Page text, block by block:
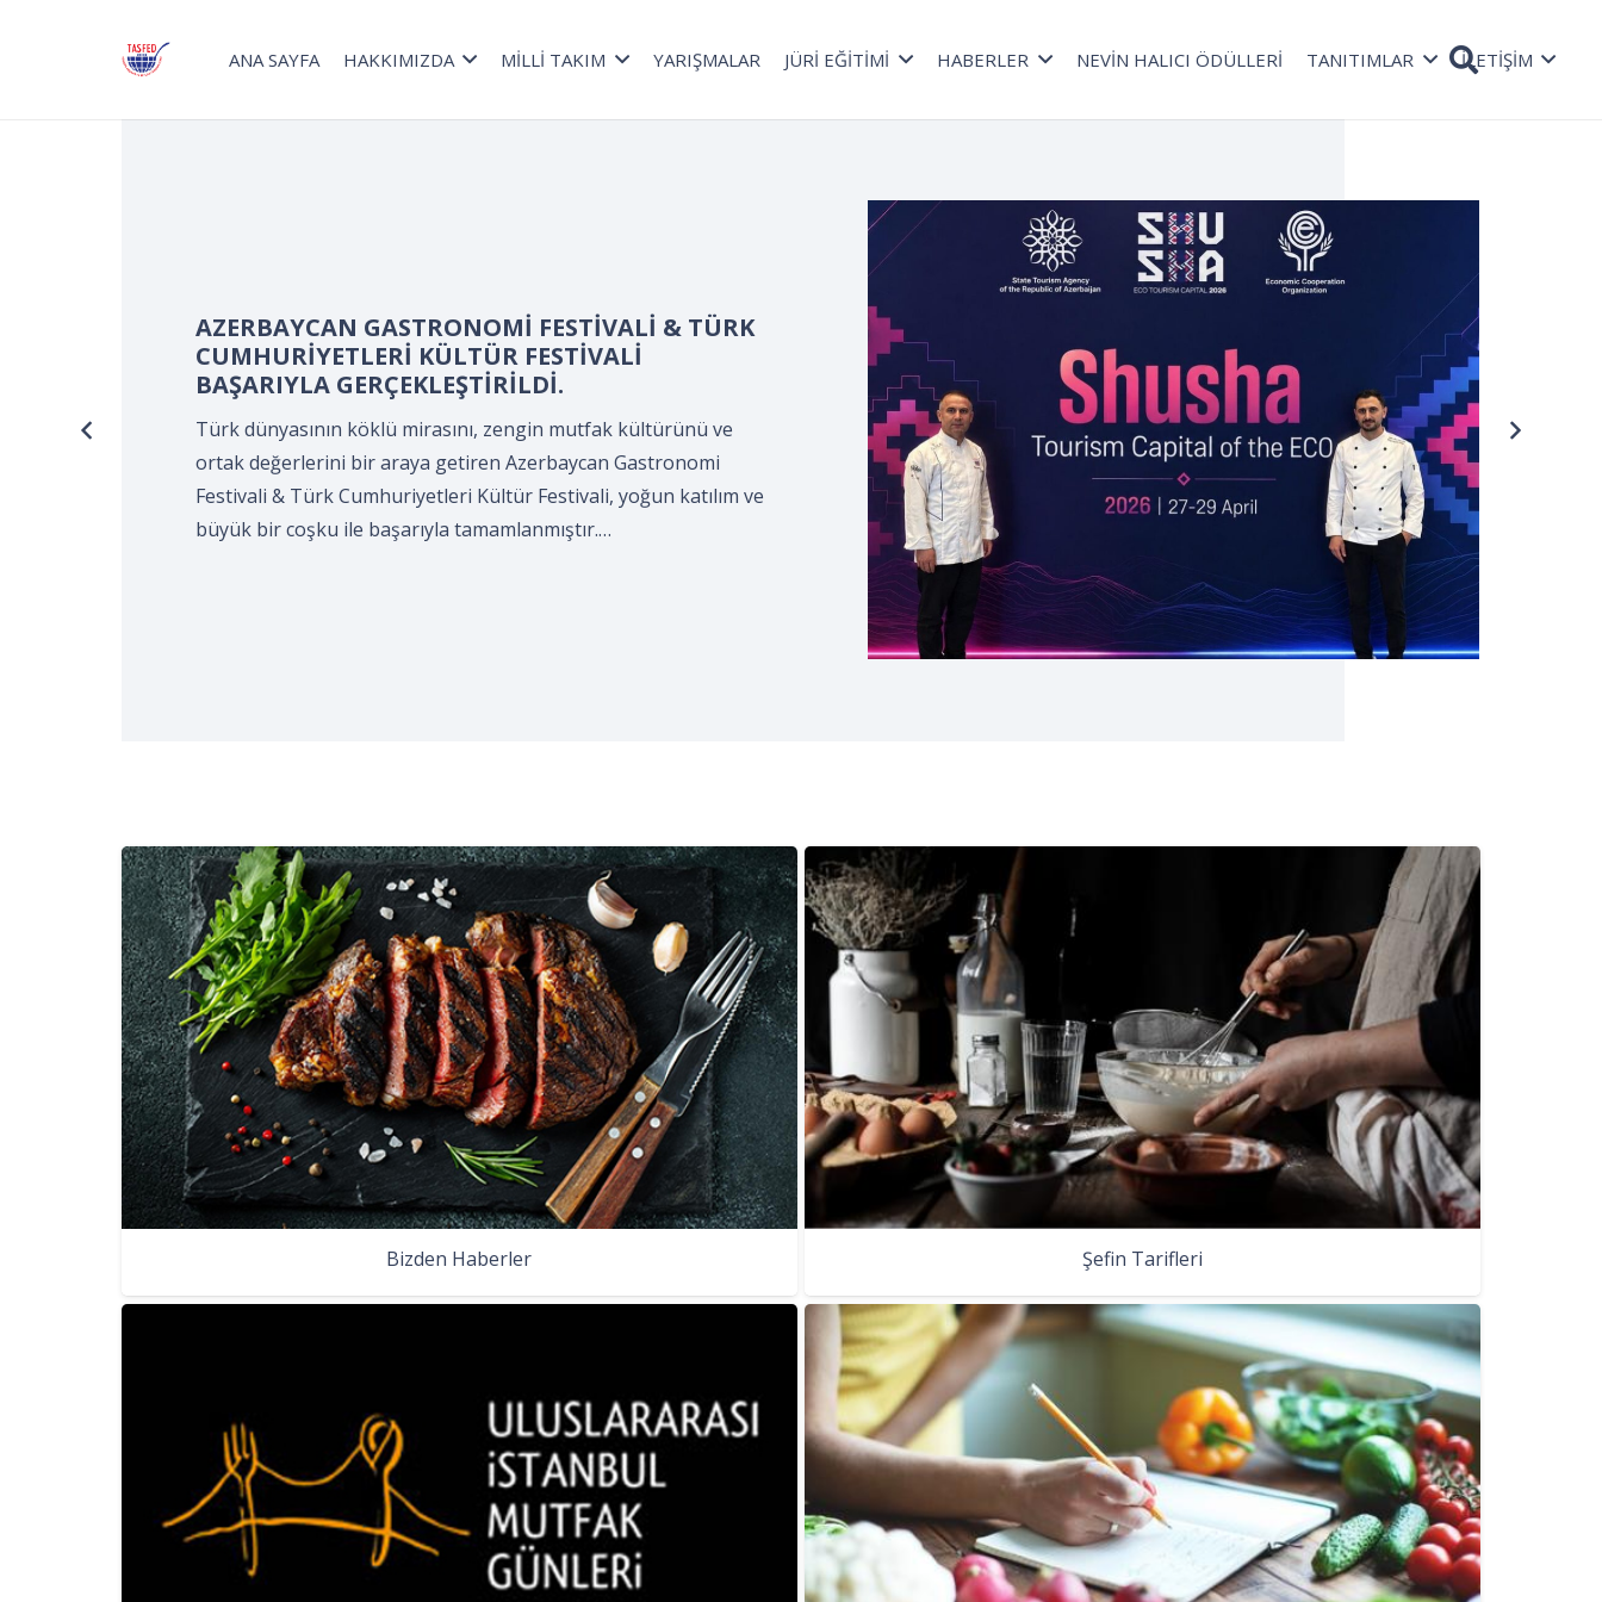
ANA SAYFA HAKKIMIZDA MİLLİ TAKIM YARIŞMALAR JÜRİ EĞİTİMİ HABERLER NEVİN HALICI ÖDÜLLERİ TANITIMLAR İLETİŞİM
Devir Teslim ve Önlük Bağlama Programı*,
Kocaeli Süleyman Demirel Kültür Merkezi’nde,
KOCAELİ Aşçılar ve Turizmciler Derneği
tarafından gerçekleştirildi.
Turizm Haftası kapsamında düzenlenen *Kepçe Devir Teslim ve
Önlük Bağlama Programı*, Kocaeli Süleyman Demirel Kültür
Merkezi’nde, Kocaeli Aşçılar ve Turizmciler Derneği tarafından
gerçekleştirildi. Kocaeli Aşçılar ve Turizmciler Derneği; coğrafi
Bizden Haberler Şefin Tarifleri